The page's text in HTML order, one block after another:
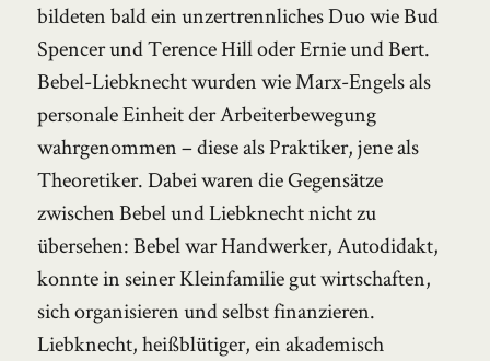
bildeten bald ein unzertrennliches Duo wie Bud
Spencer und Terence Hill oder Ernie und Bert.
Bebel-Liebknecht wurden wie Marx-Engels als
personale Einheit der Arbeiterbewegung
wahrgenommen – diese als Praktiker, jene als
Theoretiker. Dabei waren die Gegensätze
zwischen Bebel und Liebknecht nicht zu
übersehen: Bebel war Handwerker, Autodidakt,
konnte in seiner Kleinfamilie gut wirtschaften,
sich organisieren und selbst finanzieren.
Liebknecht, heißblütiger, ein akademisch